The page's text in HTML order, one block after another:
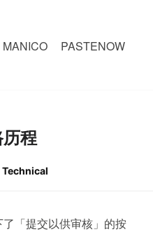
MANICO
PASTENOW
程
Technical
「提交以供审核」的按